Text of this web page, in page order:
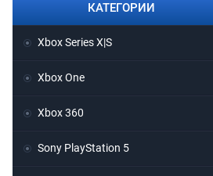
КАТЕГОРИИ
Xbox Series X|S
Xbox One
Xbox 360
Sony PlayStation 5